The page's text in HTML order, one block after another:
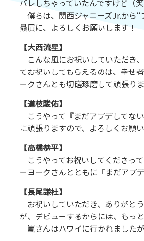
バレしちゃっていたんですけど（
僕らは、関西ジャニーズJr.から
贔屓に、よろしくお願いします！
【大西流星】
こんな風にお祝いしていただき
てお祝いしてもらえるのは、幸せ
ークさんとも切磋琢磨して頑張り
【道枝駿佑】
こうやって『まだアプデしてな
に頑張りますので、よろしくお願
【高橋恭平】
こうやってお祝いしてくださっ
ーヨークさんとともに『まだアプ
【長尾謙杜】
お祝いしていただき、ありがと
が、デビューするからには、もっ
嵐さんはハワイに行かれました